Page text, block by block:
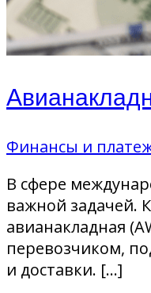
Финансы и
В сфере
важной задачей.
авианакладная
перевозчиком,
и доставки. […]